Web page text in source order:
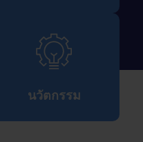
นวัตกรรม